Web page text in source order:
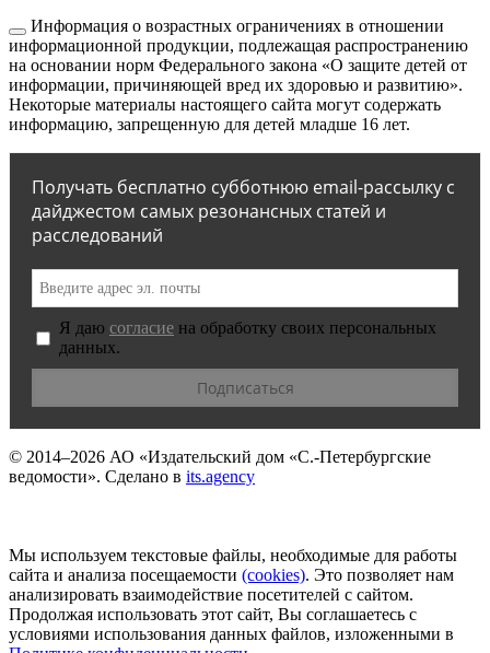
Информация о возрастных ограничениях в отношении
информационной продукции, подлежащая распространению
на основании норм Федерального закона «О защите детей от
информации, причиняющей вред их здоровью и развитию».
Некоторые материалы настоящего сайта могут содержать
информацию, запрещенную для детей младше 16 лет.
Получать бесплатно субботнюю email-рассылку с
дайджестом самых резонансных статей и
расследований
Я даю согласие на обработку своих персональных
данных.
© 2014–2026 АО «Издательский дом «С.-Петербургские
ведомости». Сделано в its.agency
Мы используем текстовые файлы, необходимые для работы
сайта и анализа посещаемости (сookies). Это позволяет нам
анализировать взаимодействие посетителей с сайтом.
Продолжая использовать этот сайт, Вы соглашаетесь с
условиями использования данных файлов, изложенными в